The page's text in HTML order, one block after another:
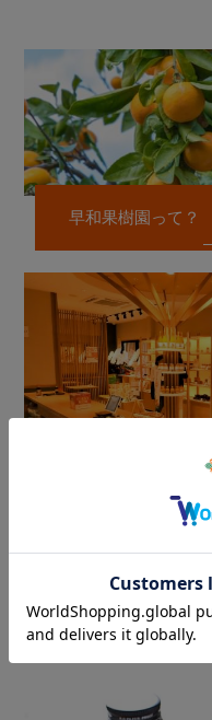
早和果樹園って？
早
贈り物サ